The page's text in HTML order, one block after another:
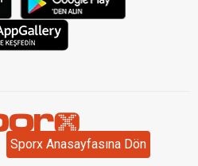
Sporx Anasayfasına Dön